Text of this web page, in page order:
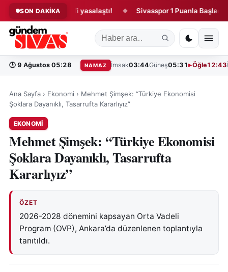
SON DAKİKA
kanun teklifi yasalaştı! ◆ Sivasspor 1 Puanla Başladı! ◆
🕒 9 Ağustos 05:28 NAMAZ İmsak03:44Güneş05:31 Öğle12:43
Ana Sayfa › Ekonomi › Mehmet Şimşek: “Türkiye Ekonomisi
Şoklara Dayanıklı, Tasarrufta Kararlıyız”
EKONOMI
Mehmet Şimşek: “Türkiye Ekonomisi
Şoklara Dayanıklı, Tasarrufta
Kararlıyız”
ÖZET
2026-2028 dönemini kapsayan Orta Vadeli
Program (OVP), Ankara’da düzenlenen toplantıyla
tanıtıldı.